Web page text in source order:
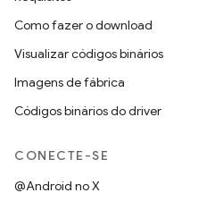
Como fazer o download
Visualizar códigos binários
Imagens de fábrica
Códigos binários do driver
CONECTE-SE
@Android no X